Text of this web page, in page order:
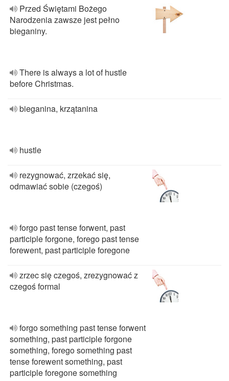
Przed Świętami Bożego
Narodzenia zawsze jest pełno
bieganiny.
There is always a lot of hustle
before Christmas.
bieganina, krzątanina
hustle
rezygnować, zrzekać się,
odmawiać sobie (czegoś)
forgo past tense forwent, past
participle forgone, forego past tense
forewent, past participle foregone
zrzec się czegoś, zrezygnować z
czegoś formal
forgo something past tense forwent
something, past participle forgone
something, forego something past
tense forewent something, past
participle foregone something